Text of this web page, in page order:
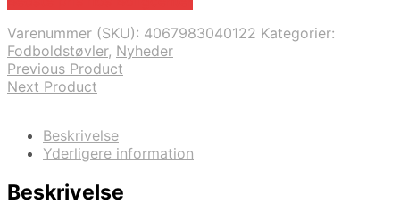
Varenummer (SKU): 4067983040122 Kategorier:
Fodboldstøvler, Nyheder
Previous Product
Next Product
Beskrivelse
Yderligere information
Beskrivelse